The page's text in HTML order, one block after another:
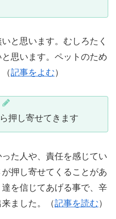
と思います。むしろたく
思います。ペットのため
記事をよむ ）
押し寄せてきます
た人や、責任を感じてい
押し寄せてくることがあ
を信じてあげる事で、辛
ました。（記事を読む ）